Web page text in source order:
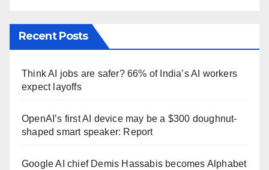
Recent Posts
Think AI jobs are safer? 66% of India’s AI workers
expect layoffs
OpenAI’s first AI device may be a $300 doughnut-
shaped smart speaker: Report
Google AI chief Demis Hassabis becomes Alphabet